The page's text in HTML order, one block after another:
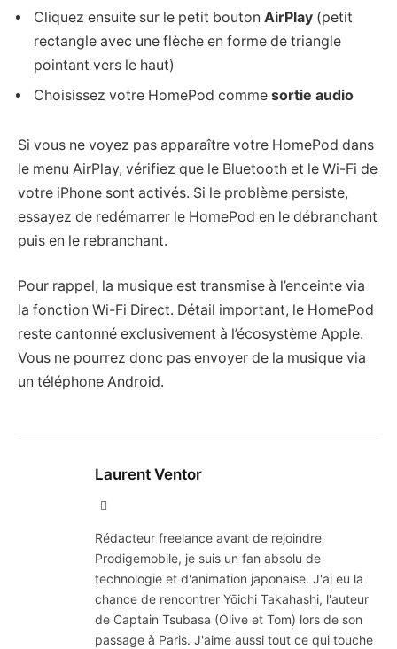
Cliquez ensuite sur le petit bouton AirPlay (petit
rectangle avec une flèche en forme de triangle
pointant vers le haut)
Choisissez votre HomePod comme sortie audio
Si vous ne voyez pas apparaître votre HomePod dans
le menu AirPlay, vérifiez que le Bluetooth et le Wi-Fi de
votre iPhone sont activés. Si le problème persiste,
essayez de redémarrer le HomePod en le débranchant
puis en le rebranchant.
Pour rappel, la musique est transmise à l’enceinte via
la fonction Wi-Fi Direct. Détail important, le HomePod
reste cantonné exclusivement à l’écosystème Apple.
Vous ne pourrez donc pas envoyer de la musique via
un téléphone Android.
Laurent Ventor
Rédacteur freelance avant de rejoindre
Prodigemobile, je suis un fan absolu de
technologie et d'animation japonaise. J'ai eu la
chance de rencontrer Yōichi Takahashi, l'auteur
de Captain Tsubasa (Olive et Tom) lors de son
passage à Paris. J'aime aussi tout ce qui touche